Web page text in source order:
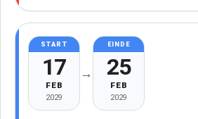
START
17
FEB
2029
→
EINDE
25
FEB
2029